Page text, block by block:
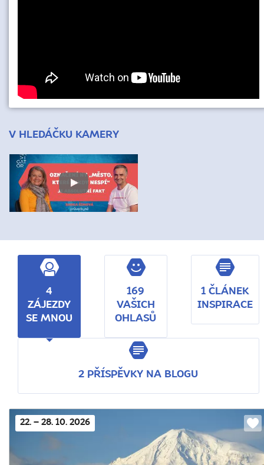
V HLEDÁČKU KAMERY
4
ZÁJEZDY
SE MNOU
169
VAŠICH
OHLASŮ
1 ČLÁNEK
INSPIRACE
2 PŘÍSPĚVKY NA BLOGU
22. – 28. 10. 2026
Do